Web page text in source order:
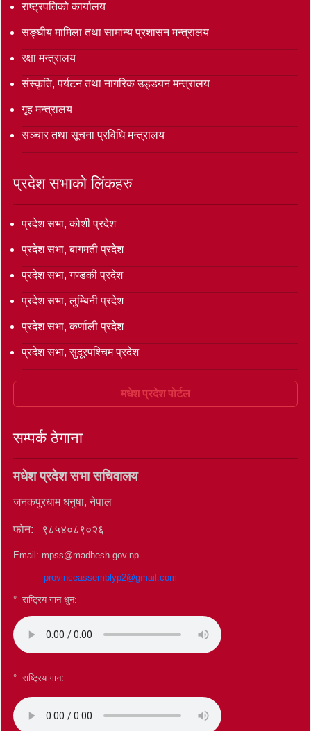
राष्ट्रपतिको कार्यालय
सङ्‍घीय मामिला तथा सामान्य प्रशासन मन्त्रालय
रक्षा मन्त्रालय
संस्कृति, पर्यटन तथा नागरिक उड्डयन मन्त्रालय
गृह मन्त्रालय
सञ्‍चार तथा सूचना प्रविधि मन्त्रालय
प्रदेश सभाको लिंकहरु
प्रदेश सभा, कोशी प्रदेश
प्रदेश सभा, बागमती प्रदेश
प्रदेश सभा, गण्डकी प्रदेश
प्रदेश सभा, लुम्बिनी प्रदेश
प्रदेश सभा, कर्णाली प्रदेश
प्रदेश सभा, सुदूरपश्चिम प्रदेश
मधेश प्रदेश पोर्टल
सम्पर्क ठेगाना
मधेश प्रदेश सभा सचिवालय
जनकपुरधाम धनुषा, नेपाल
फोन: ९८५४०८९०२६
Email: mpss@madhesh.gov.np
provinceassemblyp2@gmail.com
° राष्ट्रिय गान धुन:
° राष्ट्रिय गान: